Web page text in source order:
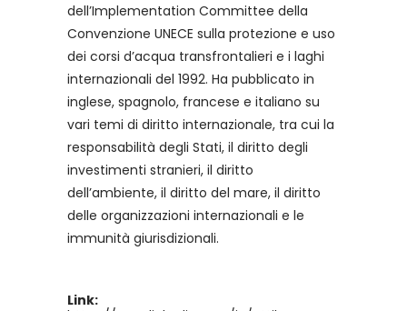
dell’Implementation Committee della
Convenzione UNECE sulla protezione e uso
dei corsi d’acqua transfrontalieri e i laghi
internazionali del 1992. Ha pubblicato in
inglese, spagnolo, francese e italiano su
vari temi di diritto internazionale, tra cui la
responsabilità degli Stati, il diritto degli
investimenti stranieri, il diritto
dell’ambiente, il diritto del mare, il diritto
delle organizzazioni internazionali e le
immunità giurisdizionali.
Link: